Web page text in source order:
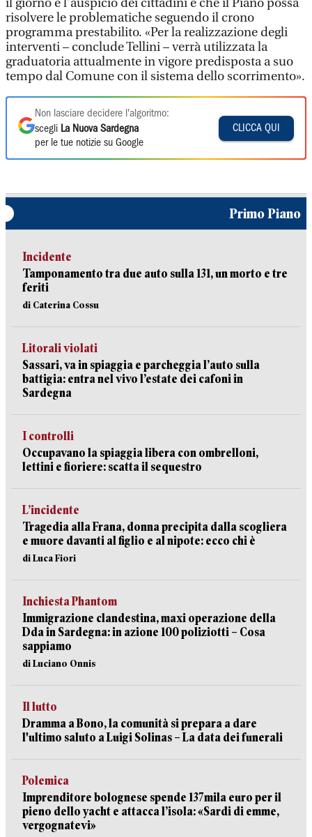
il giorno e l’auspicio dei cittadini e che il Piano possa
risolvere le problematiche seguendo il crono
programma prestabilito. «Per la realizzazione degli
interventi – conclude Tellini – verrà utilizzata la
graduatoria attualmente in vigore predisposta a suo
tempo dal Comune con il sistema dello scorrimento».
Non lasciare decidere l'algoritmo:
scegli La Nuova Sardegna
per le tue notizie su Google
CLICCA QUI
Primo Piano
Incidente
Tamponamento tra due auto sulla 131, un morto e tre
feriti
di Caterina Cossu
Litorali violati
Sassari, va in spiaggia e parcheggia l’auto sulla
battigia: entra nel vivo l’estate dei cafoni in
Sardegna
I controlli
Occupavano la spiaggia libera con ombrelloni,
lettini e fioriere: scatta il sequestro
L’incidente
Tragedia alla Frana, donna precipita dalla scogliera
e muore davanti al figlio e al nipote: ecco chi è
di Luca Fiori
Inchiesta Phantom
Immigrazione clandestina, maxi operazione della
Dda in Sardegna: in azione 100 poliziotti – Cosa
sappiamo
di Luciano Onnis
Il lutto
Dramma a Bono, la comunità si prepara a dare
l'ultimo saluto a Luigi Solinas – La data dei funerali
Polemica
Imprenditore bolognese spende 137mila euro per il
pieno dello yacht e attacca l’isola: «Sardi di emme,
vergognatevi»